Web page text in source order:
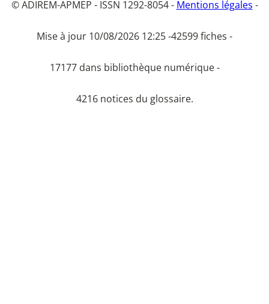
© ADIREM-APMEP - ISSN 1292-8054 - Mentions légales -
Mise à jour 10/08/2026 12:25 -42599 fiches -
17177 dans bibliothèque numérique -
4216 notices du glossaire.